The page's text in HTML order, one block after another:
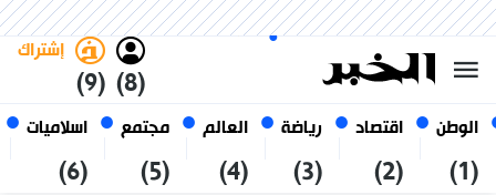
الوطن
(1)
اقتصاد
(2)
رياضة
(3)
العالم
(4)
مجتمع
(5)
اسلاميات
(6)
(8)
إشتراك
(9)
أغسطس 2026
الجزائر